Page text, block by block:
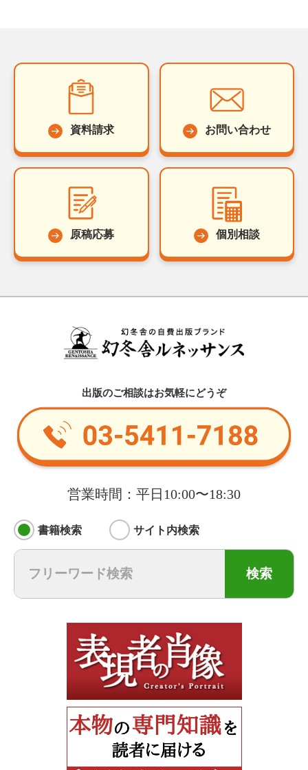
資料請求 お問い合わせ
原稿応募 個別相談
出版のご相談はお気軽にどうぞ
営業時間：平日10:00〜18:30
書籍検索 サイト内検索
検索